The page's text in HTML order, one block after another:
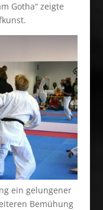
Gotha“ zeigte
ein gelungener
Bemühung